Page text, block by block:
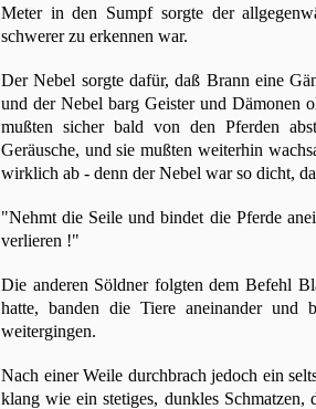
Meter in den Sumpf sorgte der
schwerer zu erkennen war.
Der Nebel sorgte dafür, daß Brann eine
und der Nebel barg Geister und Dämonen
mußten sicher bald von den Pferden
Geräusche, und sie mußten weiterhin
wirklich ab - denn der Nebel war so dicht,
"Nehmt die Seile und bindet die Pferde
verlieren !"
Die anderen Söldner folgten dem Befehl
hatte, banden die Tiere aneinander und
weitergingen.
Nach einer Weile durchbrach jedoch ein
klang wie ein stetiges, dunkles